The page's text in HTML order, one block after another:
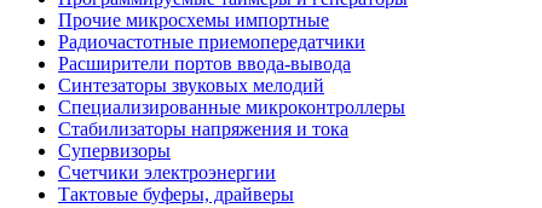
Прочие микросхемы импортные
Радиочастотные приемопередатчики
Расширители портов ввода-вывода
Синтезаторы звуковых мелодий
Специализированные микроконтроллеры
Стабилизаторы напряжения и тока
Супервизоры
Счетчики электроэнергии
Тактовые буферы, драйверы